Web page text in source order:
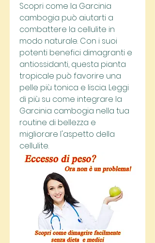
Scopri come la Garcinia
cambogia può aiutarti a
combattere la cellulite in
modo naturale. Con i suoi
potenti benefici dimagranti e
antiossidanti, questa pianta
tropicale può favorire una
pelle più tonica e liscia. Leggi
di più su come integrare la
Garcinia cambogia nella tua
routine di bellezza e
migliorare l'aspetto della
cellulite.